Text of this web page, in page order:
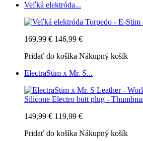
Veľká elektróda...
169,99 € 146,99 €
Pridať do košíka Nákupný košík
ElectraStim x Mr. S...
149,99 € 119,99 €
Pridať do košíka Nákupný košík